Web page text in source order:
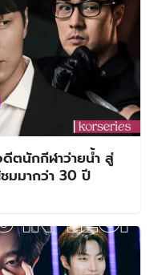
ดีตนักกีฬาว่ายน้ำ สู่
มมากว่า 30 ปี